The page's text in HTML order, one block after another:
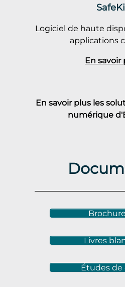
Logiciel de haute
applications
En savoir
En savoir plus les
numérique
Livres
Études de